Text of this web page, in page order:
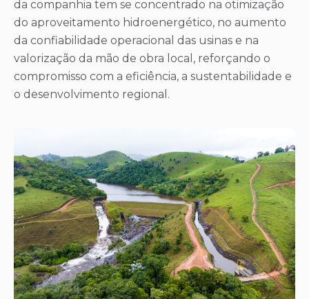
da companhia tem se concentrado na otimização
do aproveitamento hidroenergético, no aumento
da confiabilidade operacional das usinas e na
valorização da mão de obra local, reforçando o
compromisso com a eficiência, a sustentabilidade e
o desenvolvimento regional.